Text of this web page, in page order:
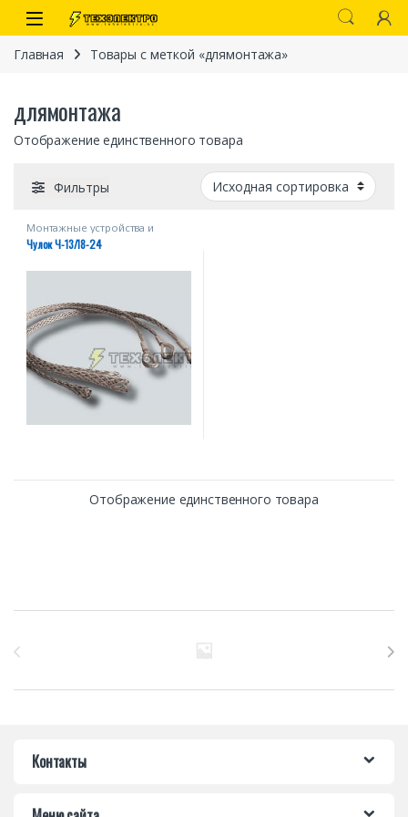
Перейти к навигации
перейти к содержанию
Open
Главная Товары с меткой «длямонтажа»
длямонтажа
Отображение единственного товара
Фильтры
Монтажные устройства и
приспособления
Чулок Ч-13/18-24
Отображение единственного товара
Контакты